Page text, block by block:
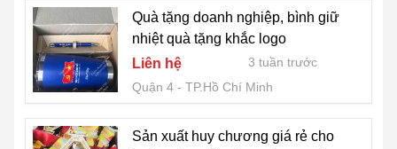
Quà tặng doanh nghiệp, bình giữ
nhiệt quà tặng khắc logo
Liên hệ
3 tuần trước
Quận 4
TP.Hồ Chí Minh
Sản xuất huy chương giá rẻ cho